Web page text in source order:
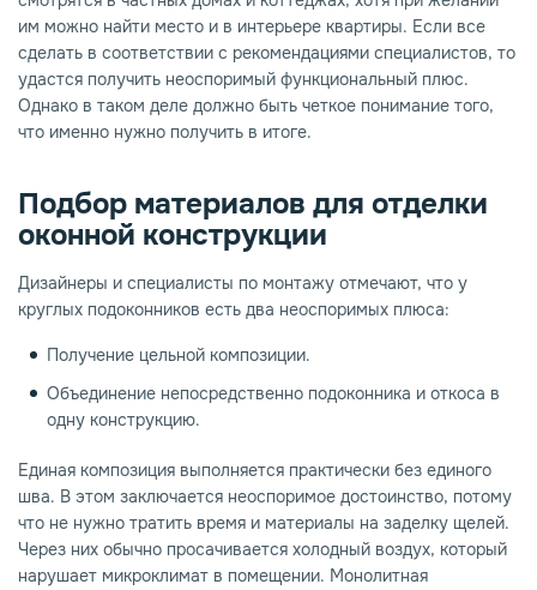
им можно найти место и в интерьере квартиры. Если все
сделать в соответствии с рекомендациями специалистов, то
удастся получить неоспоримый функциональный плюс.
Однако в таком деле должно быть четкое понимание того,
что именно нужно получить в итоге.
Подбор материалов для отделки
оконной конструкции
Дизайнеры и специалисты по монтажу отмечают, что у
круглых подоконников есть два неоспоримых плюса:
Получение цельной композиции.
Объединение непосредственно подоконника и откоса в
одну конструкцию.
Единая композиция выполняется практически без единого
шва. В этом заключается неоспоримое достоинство, потому
что не нужно тратить время и материалы на заделку щелей.
Через них обычно просачивается холодный воздух, который
нарушает микроклимат в помещении. Монолитная